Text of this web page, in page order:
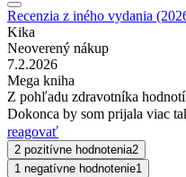
Recenzia z iného vydania
Kika
Neoverený nákup
7.2.2026
Mega kniha
Z pohľadu zdravotníka
Dokonca by som prijala viac
reagovať
2 pozitívne hodnotenia2
1 negatívne hodnotenie1